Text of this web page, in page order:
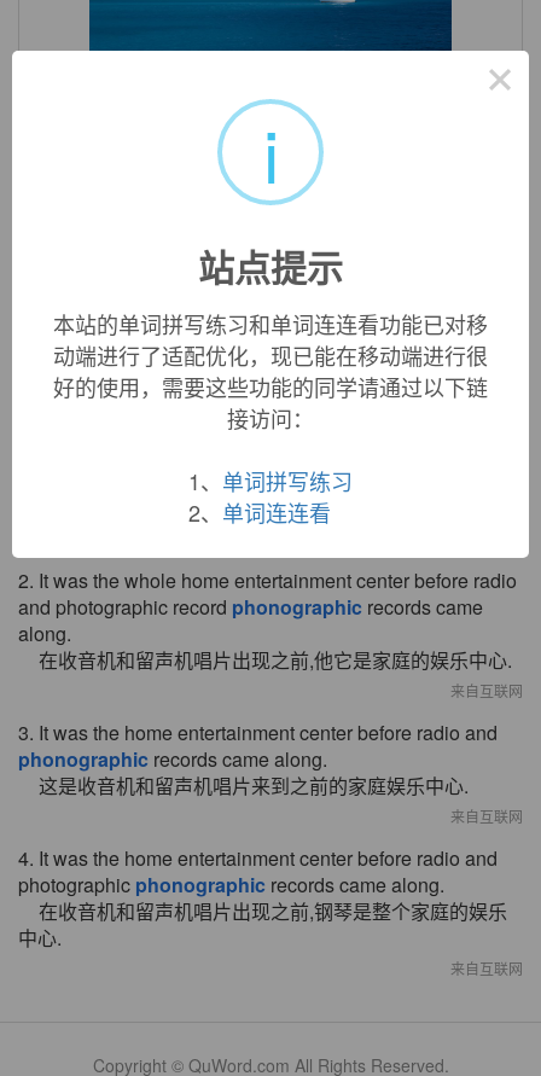
1840, originally in reference to shorthand; see
. Modern sense from 1878.
双语例句
国际唱片业协会 ( 香港会 )
2. It was the whole home entertainment center before radio
and photographic record phonographic records came
along.
在收音机和留声机唱片出现之前,他它是家庭的娱乐中心.
来自互联网
3. It was the home entertainment center before radio and
phonographic records came along.
这是收音机和留声机唱片来到之前的家庭娱乐中心.
来自互联网
4. It was the home entertainment center before radio and
photographic phonographic records came along.
在收音机和留声机唱片出现之前,钢琴是整个家庭的娱乐
中心.
来自互联网
Copyright © QuWord.com All Rights Reserved.
×
i
站点提示
本站的单词拼写练习和单词连连看功能已对移
动端进行了适配优化，现已能在移动端进行很
好的使用，需要这些功能的同学请通过以下链
接访问：
1、 单词拼写练习
2、 单词连连看